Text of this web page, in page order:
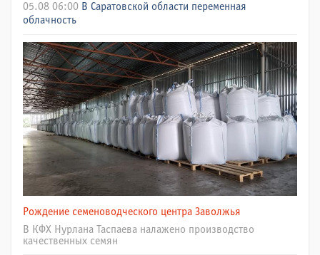
05.08 06:00 В Саратовской области переменная
облачность
Рождение семеноводческого центра Заволжья
В КФХ Нурлана Таспаева налажено производство
качественных семян